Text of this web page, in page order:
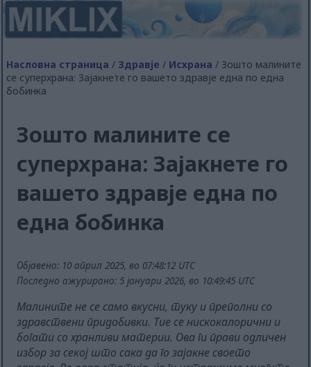
Насловна страница / Здравје / Исхрана / Зошто малините
се суперхрана: Зајакнете го вашето здравје една по една
бобинка
Зошто малините се
суперхрана: Зајакнете го
вашето здравје една по
една бобинка
Објавено: 10 април 2025, во 07:48:12 UTC
Последно ажурирано: 5 јануари 2026, во 10:49:45 UTC
Малините не се само вкусни, туку и преполни со
здравствени придобивки. Тие се нискокалорични и
богати со хранливи материи. Ова ги прави одличен
избор за секој што сака да го зајакне своето